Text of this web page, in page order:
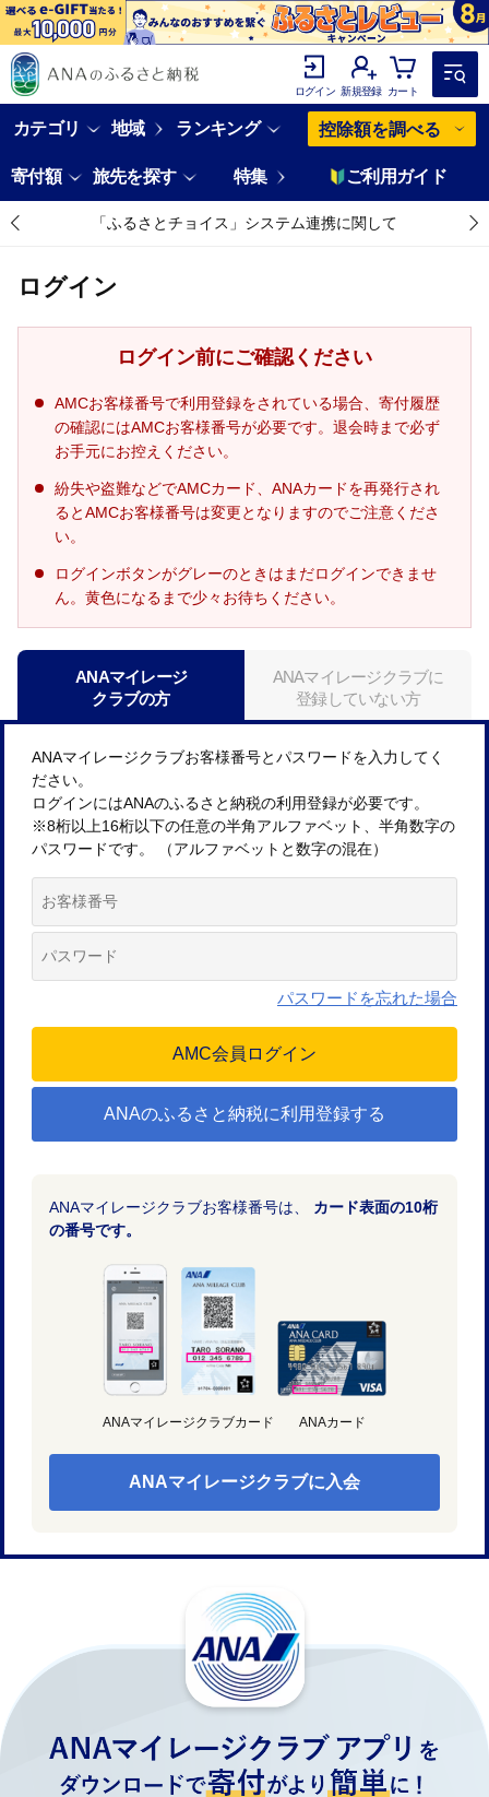
ログイン 新規登録 カート
カテゴリ 地域 ランキング 控除額を調べる
寄付額 旅先を探す 特集 ご利用ガイド
「ふるさとチョイス」システム連携に関して
ログイン
ログイン前にご確認ください
AMCお客様番号で利用登録をされている場合、寄付履歴
の確認にはAMCお客様番号が必要です。退会時まで必ず
お手元にお控えください。
紛失や盗難などでAMCカード、ANAカードを再発行され
るとAMCお客様番号は変更となりますのでご注意くださ
い。
ログインボタンがグレーのときはまだログインできませ
ん。黄色になるまで少々お待ちください。
ANAマイレージ
クラブの方
ANAマイレージクラブに
登録していない方
ANAマイレージクラブお客様番号とパスワードを入力してく
ださい。
ログインにはANAのふるさと納税の利用登録が必要です。
※8桁以上16桁以下の任意の半角アルファベット、半角数字の
パスワードです。 （アルファベットと数字の混在）
パスワードを忘れた場合
ANAのふるさと納税に利用登録する
ANAマイレージクラブお客様番号は、 カード表面の10桁
の番号です。
ANAマイレージクラブカード ANAカード
ANAマイレージクラブに入会